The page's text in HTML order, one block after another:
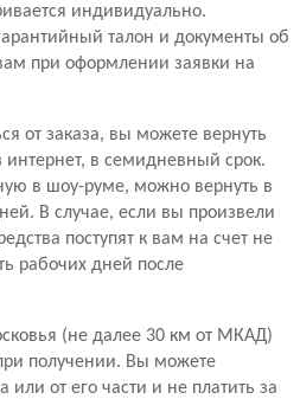
индивидуально.
талон и документы об
при оформлении заявки на
от заказа, вы можете вернуть
в семидневный срок.
в шоу-руме, можно вернуть в
В случае, если вы произвели
поступят к вам на счет не
рабочих дней после
(не далее 30 км от МКАД)
получении. Вы можете
или от его части и не платить за